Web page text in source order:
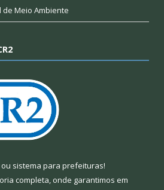
de Meio Ambiente
ou sistema para prefeituras!
completa, onde garantimos em